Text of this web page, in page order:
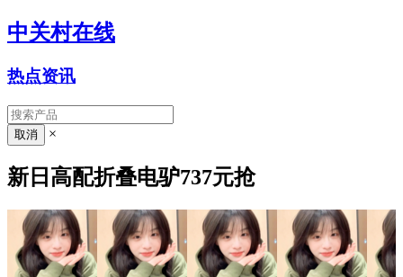
中关村在线
热点资讯
×
新日高配折叠电驴737元抢